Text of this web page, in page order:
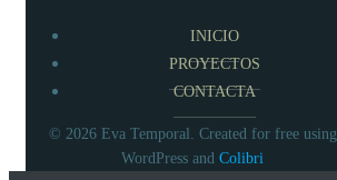
INICIO
PROYECTOS
CONTACTA
© 2026 Eva Temporal. Created for free using
WordPress and Colibri